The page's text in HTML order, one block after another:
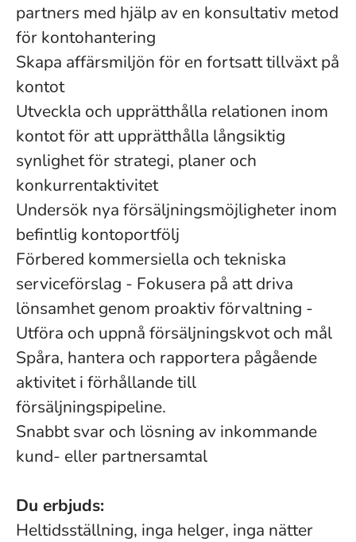
partners med hjälp av en konsultativ metod
för kontohantering
Skapa affärsmiljön för en fortsatt tillväxt på
kontot
Utveckla och upprätthålla relationen inom
kontot för att upprätthålla långsiktig
synlighet för strategi, planer och
konkurrentaktivitet
Undersök nya försäljningsmöjligheter inom
befintlig kontoportfölj
Förbered kommersiella och tekniska
serviceförslag - Fokusera på att driva
lönsamhet genom proaktiv förvaltning -
Utföra och uppnå försäljningskvot och mål
Spåra, hantera och rapportera pågående
aktivitet i förhållande till
försäljningspipeline.
Snabbt svar och lösning av inkommande
kund- eller partnersamtal
Du erbjuds:
Heltidsställning, inga helger, inga nätter